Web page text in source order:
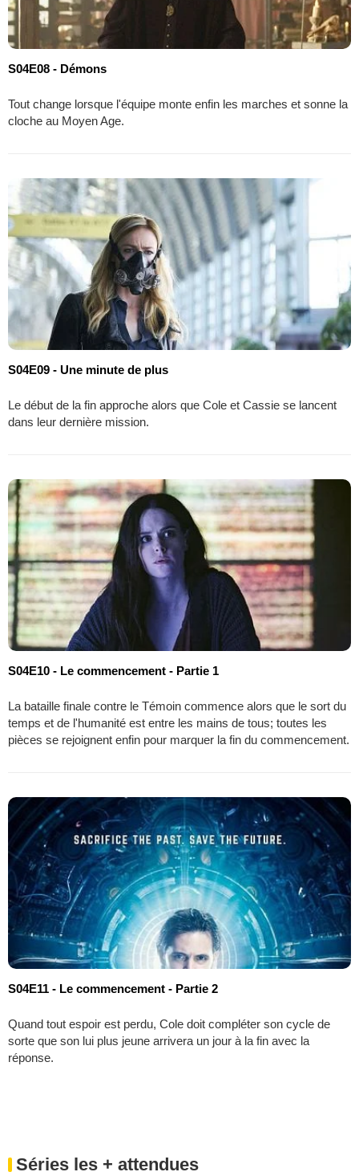
S04E08 - Démons
Tout change lorsque l'équipe monte enfin les marches et sonne la
cloche au Moyen Age.
S04E09 - Une minute de plus
Le début de la fin approche alors que Cole et Cassie se lancent
dans leur dernière mission.
S04E10 - Le commencement - Partie 1
La bataille finale contre le Témoin commence alors que le sort du
temps et de l'humanité est entre les mains de tous; toutes les
pièces se rejoignent enfin pour marquer la fin du commencement.
S04E11 - Le commencement - Partie 2
Quand tout espoir est perdu, Cole doit compléter son cycle de
sorte que son lui plus jeune arrivera un jour à la fin avec la
réponse.
Séries les + attendues